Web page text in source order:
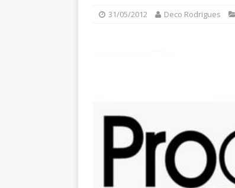
31/05/2012 Deco Rodrigues